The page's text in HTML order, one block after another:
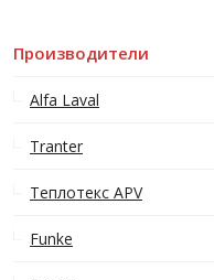
Производители
Alfa Laval
Tranter
Теплотекс APV
Funke